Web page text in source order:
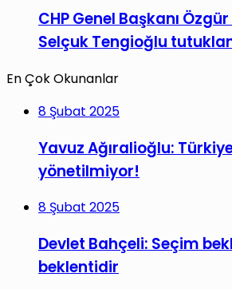
CHP Genel Başkanı
Selçuk Tengioğlu
En Çok Okunanlar
8 Şubat 2025
Yavuz Ağıralioğlu:
yönetilmiyor!
8 Şubat 2025
Devlet Bahçeli: Seçim
beklentidir